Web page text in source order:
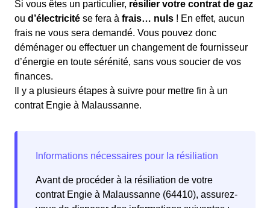
Si vous êtes un particulier, résilier votre contrat de gaz
ou d’électricité se fera à frais… nuls ! En effet, aucun
frais ne vous sera demandé. Vous pouvez donc
déménager ou effectuer un changement de fournisseur
d’énergie en toute sérénité, sans vous soucier de vos
finances.
Il y a plusieurs étapes à suivre pour mettre fin à un
contrat Engie à Malaussanne.
Avant de procéder à la résiliation de votre
contrat Engie à Malaussanne (64410), assurez-